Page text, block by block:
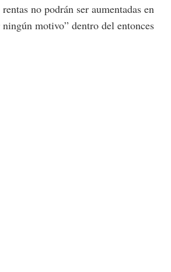
no podrán ser aumentadas en
motivo” dentro del entonces